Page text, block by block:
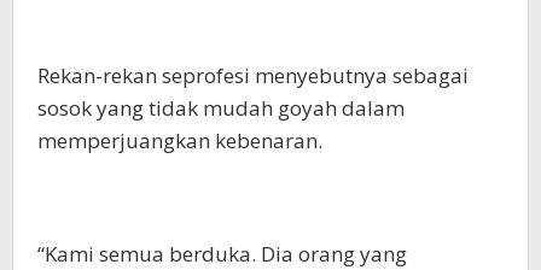
Rekan-rekan seprofesi menyebutnya sebagai
sosok yang tidak mudah goyah dalam
memperjuangkan kebenaran.
“Kami semua berduka. Dia orang yang